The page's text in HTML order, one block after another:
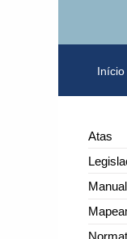
Início
Atas
Manual